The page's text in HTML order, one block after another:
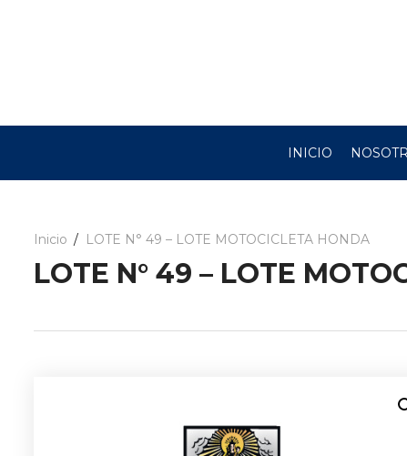
INICIO
Inicio LOTE N° 49 – LOTE MOTOCICLETA HONDA
LOTE N° 49 – LOTE